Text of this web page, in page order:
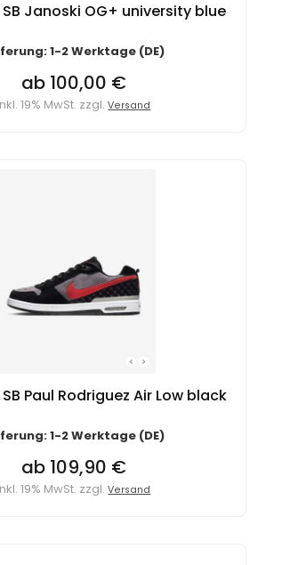
SB Janoski OG+ university blue
1-2 Werktage (DE)
ab 100,00 €
19% MwSt. zzgl.Versand
Paul Rodriguez Air Low black
1-2 Werktage (DE)
ab 109,90 €
19% MwSt. zzgl.Versand